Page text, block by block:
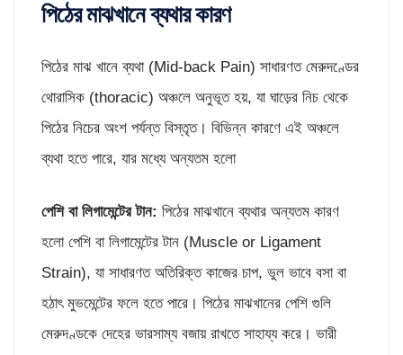
পিঠের মাঝখানে ব্যথার কারণ
পিঠের মাঝ খানে ব্যথা (Mid-back Pain) সাধারণত মেরুদণ্ডের
থোরাসিক (thoracic) অঞ্চলে অনুভূত হয়, যা ঘাড়ের নিচ থেকে
পিঠের নিচের অংশ পর্যন্ত বিস্তৃত। বিভিন্ন কারণে এই অঞ্চলে
ব্যথা হতে পারে, যার মধ্যে অন্যতম হলো
পেশি বা লিগামেন্টের টান: পিঠের মাঝখানে ব্যথার অন্যতম কারণ
হলো পেশি বা লিগামেন্টের টান (Muscle or Ligament
Strain), যা সাধারণত অতিরিক্ত কাজের চাপ, ভুল ভাবে বসা বা
হঠাৎ মুভমেন্টের ফলে হতে পারে। পিঠের মাঝখানের পেশি গুলি
মেরুদণ্ডকে দেহের ভারসাম্য বজায় রাখতে সাহায্য করে। ভারী